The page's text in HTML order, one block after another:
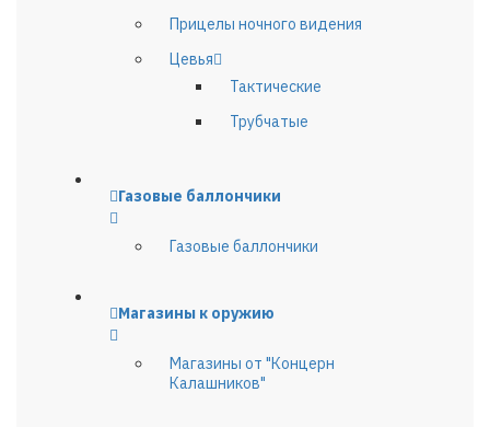
Прицелы ночного видения
Цевья
Тактические
Трубчатые
Газовые баллончики
Газовые баллончики
Магазины к оружию
Магазины от "Концерн
Калашников"